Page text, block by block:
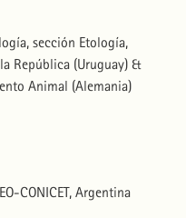
sección Etología,
República (Uruguay) &
Animal (Alemania)
CONICET, Argentina